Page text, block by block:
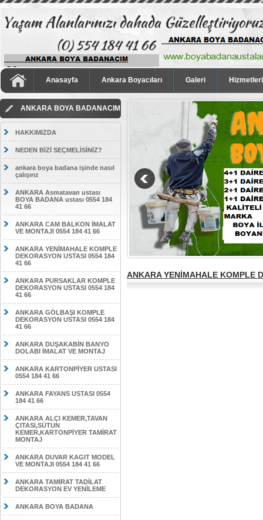
Anasayfa Ankara Boyacıları Galeri
ANKARA BOYA BADANACIM
HAKKIMIZDA
NEDEN BİZİ SEÇMELİSİNİZ?
ankara boya badana işinde nasıl
çalışırız
ANKARA Asmatavan ustası
BOYA BADANA ustası 0554 184
41 66
ANKARA CAM BALKON İMALAT
VE MONTAJI 0554 184 41 66
ANKARA YENİMAHALE KOMPLE
DEKORASYON USTASI 0554 184
41 66
ANKARA PURSAKLAR KOMPLE
DEKORASYON USTASI 0554 184
41 66
ANKARA GÖLBAŞI KOMPLE
DEKORASYON USTASI 0554 184
41 66
ANKARA DUŞAKABİN BANYO
DOLABI İMALAT VE MONTAJ
ANKARA KARTONPİYER USTASI
0554 184 41 66
ANKARA FAYANS USTASI 0554
184 41 66
ANKARA ALÇI KEMER,TAVAN
ÇITASI,SÜTUN
KEMER,KARTONPİYER TAMİRAT
MONTAJ
ANKARA DUVAR KAGIT MODEL
VE MONTAJI 0554 184 41 66
ANKARA TAMİRAT TADİLAT
DEKORASYON EV YENİLEME
ANKARA BOYA BADANA
ANKARA YENİMAHALE KOMPLE